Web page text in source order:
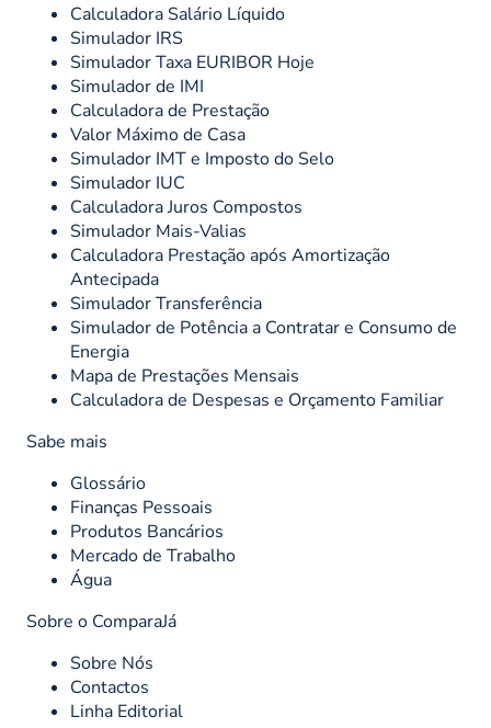
Calculadora Salário Líquido
Simulador IRS
Simulador Taxa EURIBOR Hoje
Simulador de IMI
Calculadora de Prestação
Valor Máximo de Casa
Simulador IMT e Imposto do Selo
Simulador IUC
Calculadora Juros Compostos
Simulador Mais-Valias
Calculadora Prestação após Amortização
Antecipada
Simulador Transferência
Simulador de Potência a Contratar e Consumo de
Energia
Mapa de Prestações Mensais
Calculadora de Despesas e Orçamento Familiar
Sabe mais
Glossário
Finanças Pessoais
Produtos Bancários
Mercado de Trabalho
Água
Sobre o ComparaJá
Sobre Nós
Contactos
Linha Editorial